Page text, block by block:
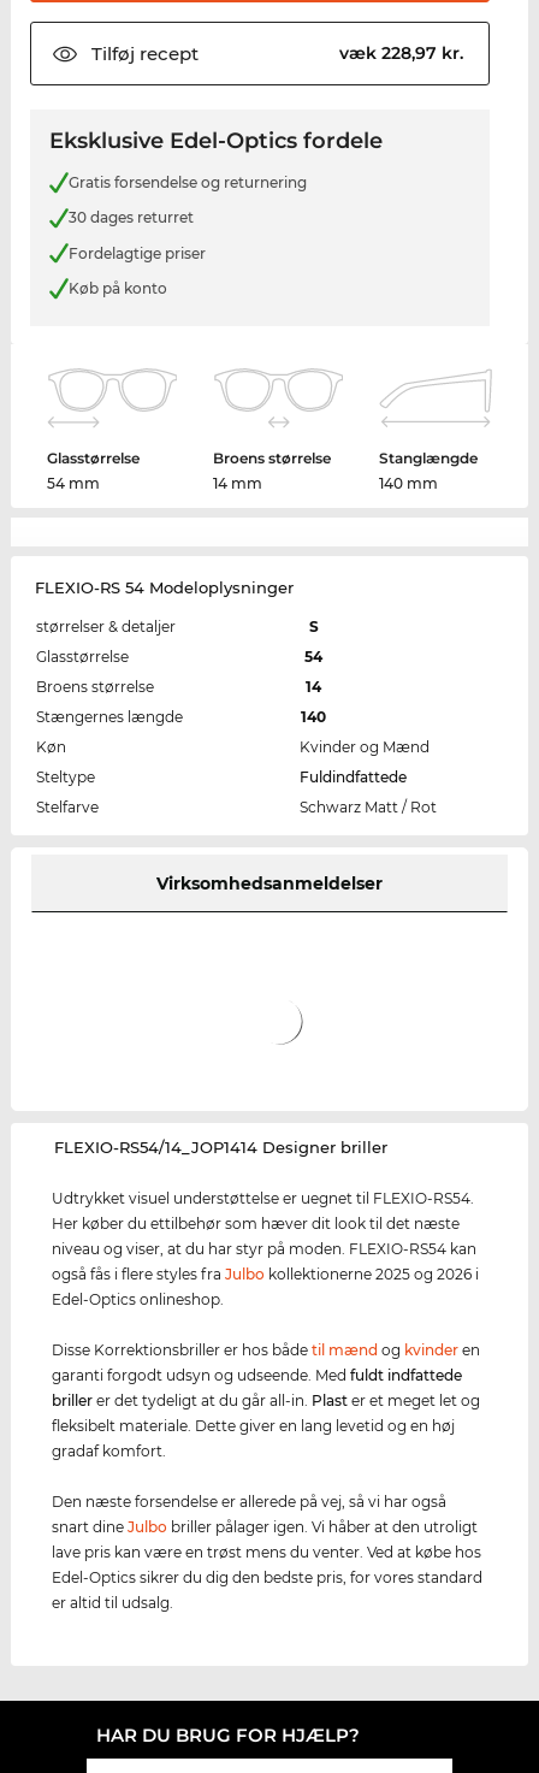
Tilføj recept væk 228,97 kr.
Eksklusive Edel-Optics fordele
Gratis forsendelse og returnering
30 dages returret
Fordelagtige priser
Køb på konto
Glasstørrelse
54 mm
Broens størrelse
14 mm
Stanglængde
140 mm
FLEXIO-RS 54 Modeloplysninger
størrelser & detaljer
S
Glasstørrelse
54
Broens størrelse
14
Stængernes længde
140
Køn
Kvinder og Mænd
Steltype
Fuldindfattede
Stelfarve
Schwarz Matt / Rot
Virksomhedsanmeldelser
‌FLEXIO-RS54/14_JOP1414 Designer briller
Udtrykket visuel understøttelse er uegnet til FLEXIO-RS54.
Her køber du ettilbehør som hæver dit look til det næste
niveau og viser, at du har styr på moden. FLEXIO-RS54 kan
også fås i flere styles fraJulbo kollektionerne 2025 og 2026 i
Edel-Optics onlineshop.
Disse Korrektionsbriller er hos bådetil mænd og kvinder en
garanti forgodt udsyn og udseende. Medfuldt indfattede
briller er det tydeligt at du går all-in. Plast er et meget let og
fleksibelt materiale. Dette giver en lang levetid og en høj
gradaf komfort.
Den næste forsendelse er allerede på vej, så vi har også
snart dineJulbo briller pålager igen. Vi håber at den utroligt
lave pris kan være en trøst mens du venter. Ved at købe hos
Edel-Optics sikrer du dig den bedste pris, for vores standard
er altid til udsalg.
HAR DU BRUG FOR HJÆLP?